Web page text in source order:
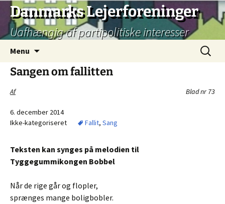
Hop
indhold
Danmarks Lejerforeninger
Uafhængig af partipolitiske interesser
Menu
Søg
efter:
Sangen om fallitten
Af Blad nr 73
6. december 2014
Ikke-kategoriseret
Fallit, Sang
Teksten kan synges på melodien til
Tyggegummikongen Bobbel
Når de rige går og flopler,
sprænges mange boligbobler.